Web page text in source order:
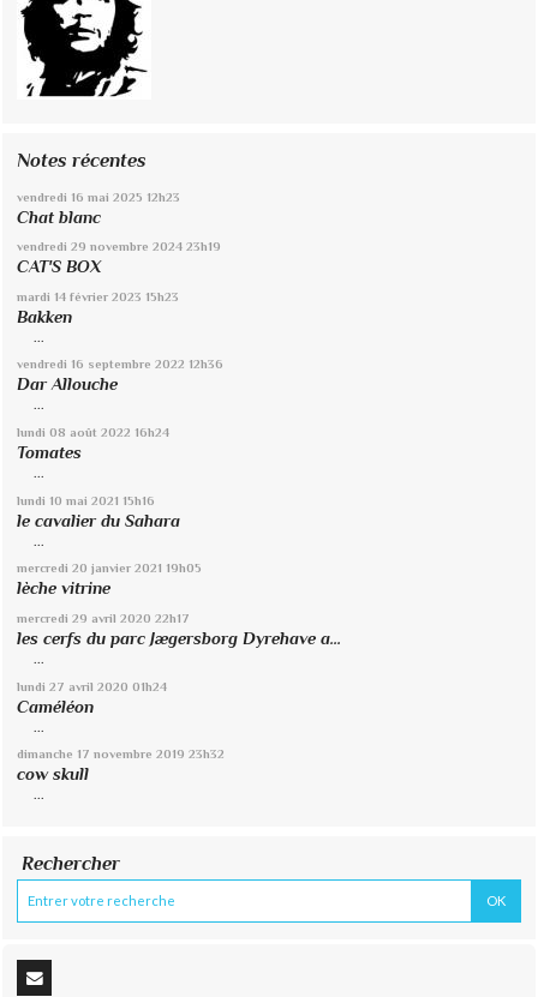
Notes récentes
vendredi 16 mai 2025 12h23
Chat blanc
vendredi 29 novembre 2024 23h19
CAT'S BOX
mardi 14 février 2023 15h23
Bakken
vendredi 16 septembre 2022 12h36
Dar Allouche
...
lundi 08 août 2022 16h24
Tomates
...
lundi 10 mai 2021 15h16
le cavalier du Sahara
mercredi 20 janvier 2021 19h05
lèche vitrine
mercredi 29 avril 2020 22h17
les cerfs du parc Jægersborg Dyrehave a...
lundi 27 avril 2020 01h24
Caméléon
dimanche 17 novembre 2019 23h32
cow skull
...
Rechercher